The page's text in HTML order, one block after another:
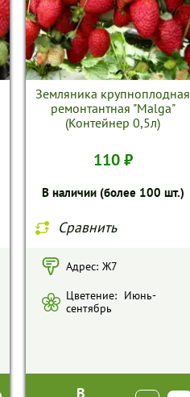
Земляника крупноплодная
ремонтантная "Malga"
(Контейнер 0,5л)
110 ₽
В наличии (более 100 шт.)
Сравнить
Адрес: Ж7
Цветение: Июнь-
сентябрь
В